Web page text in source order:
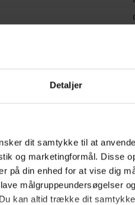
Detaljer
dit samtykke til at
og marketingformål. Disse
på din enhed for at vise dig
målgruppeundersøgelser
kan altid trække dit